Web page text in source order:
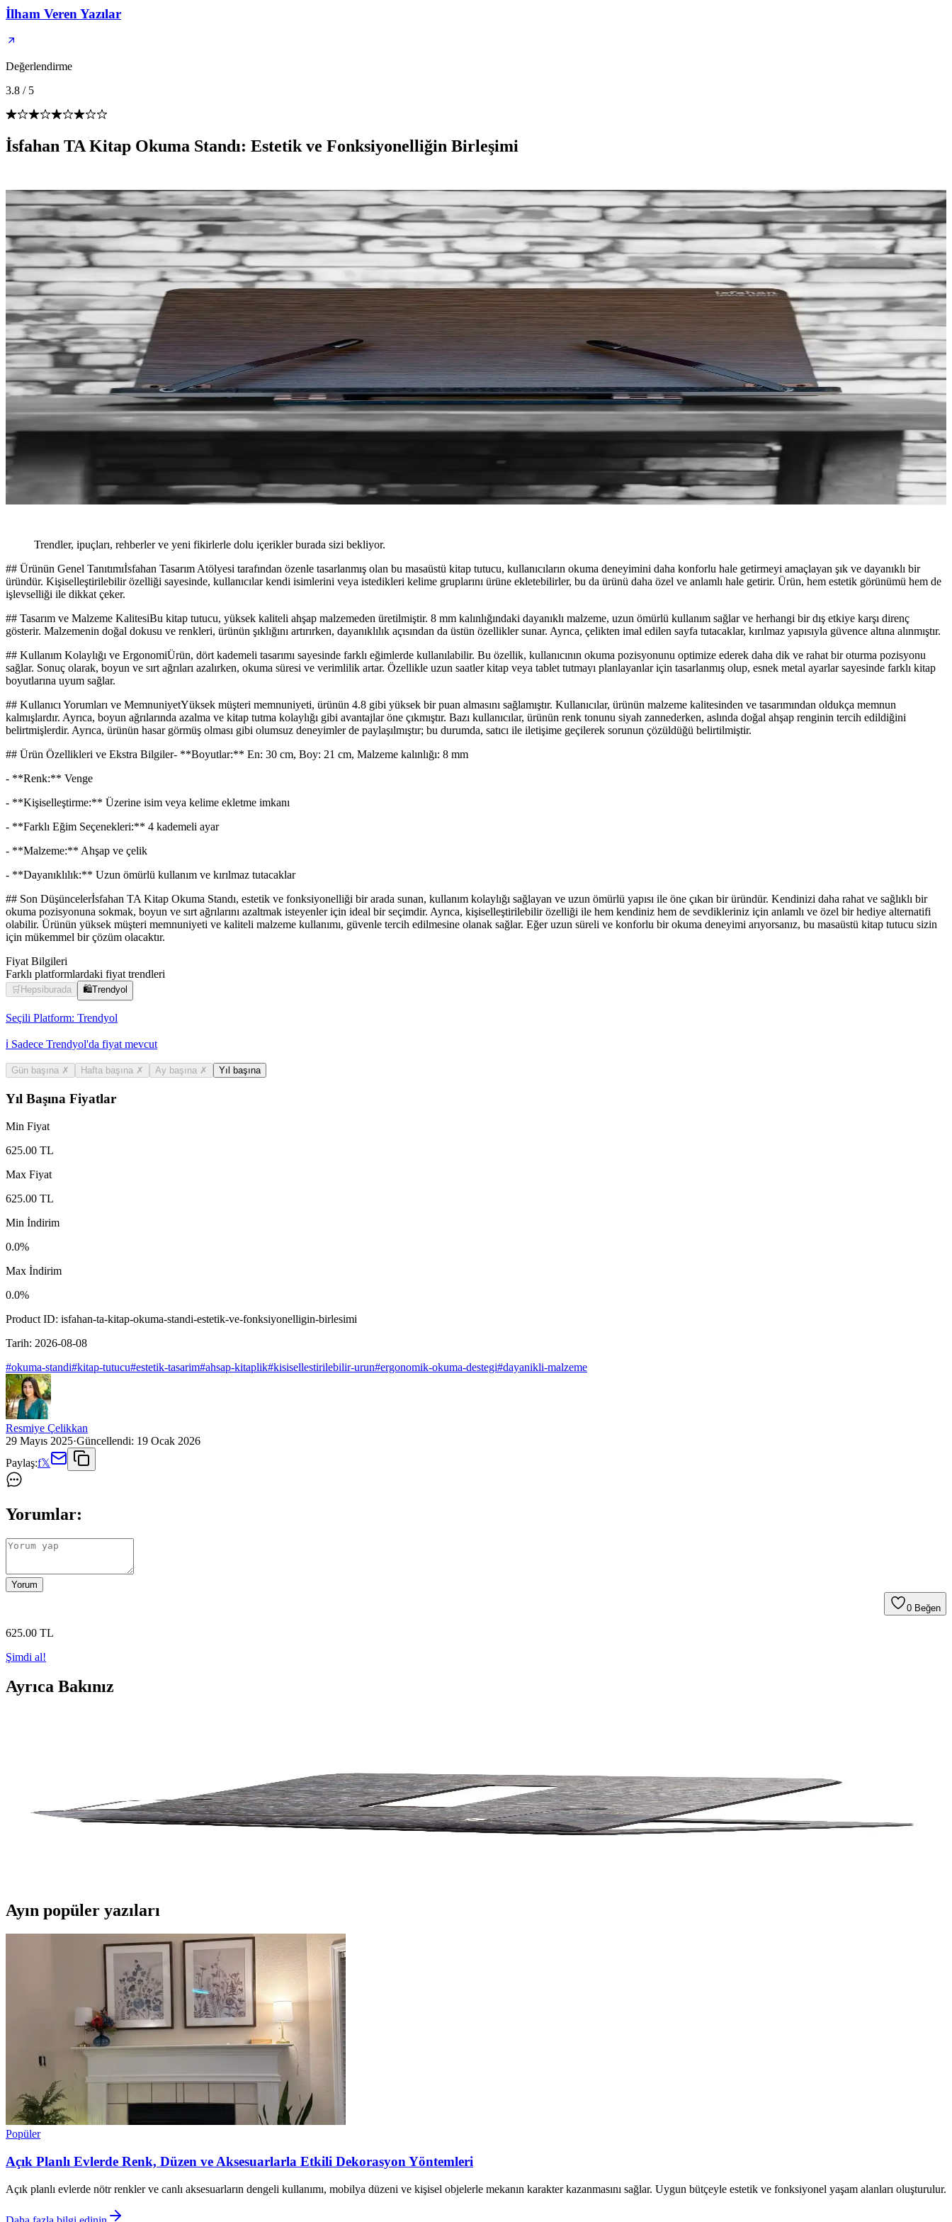
İlham Veren Yazılar
Değerlendirme
3.8 / 5
İsfahan TA Kitap Okuma Standı: Estetik ve Fonksiyonelliğin Birleşimi
Trendler, ipuçları, rehberler ve yeni fikirlerle dolu içerikler burada sizi bekliyor.
## Ürünün Genel Tanıtımıİsfahan Tasarım Atölyesi tarafından özenle tasarlanmış olan bu masaüstü kitap tutucu, kullanıcıların okuma deneyimini daha konforlu hale getirmeyi amaçlayan şık ve dayanıklı bir
üründür. Kişiselleştirilebilir özelliği sayesinde, kullanıcılar kendi isimlerini veya istedikleri kelime gruplarını ürüne ekletebilirler, bu da ürünü daha özel ve anlamlı hale getirir. Ürün, hem estetik görünümü hem de
işlevselliği ile dikkat çeker.
## Tasarım ve Malzeme KalitesiBu kitap tutucu, yüksek kaliteli ahşap malzemeden üretilmiştir. 8 mm kalınlığındaki dayanıklı malzeme, uzun ömürlü kullanım sağlar ve herhangi bir dış etkiye karşı direnç
gösterir. Malzemenin doğal dokusu ve renkleri, ürünün şıklığını artırırken, dayanıklılık açısından da üstün özellikler sunar. Ayrıca, çelikten imal edilen sayfa tutacaklar, kırılmaz yapısıyla güvence altına alınmıştır.
## Kullanım Kolaylığı ve ErgonomiÜrün, dört kademeli tasarımı sayesinde farklı eğimlerde kullanılabilir. Bu özellik, kullanıcının okuma pozisyonunu optimize ederek daha dik ve rahat bir oturma pozisyonu
sağlar. Sonuç olarak, boyun ve sırt ağrıları azalırken, okuma süresi ve verimlilik artar. Özellikle uzun saatler kitap veya tablet tutmayı planlayanlar için tasarlanmış olup, esnek metal ayarlar sayesinde farklı kitap
boyutlarına uyum sağlar.
## Kullanıcı Yorumları ve MemnuniyetYüksek müşteri memnuniyeti, ürünün 4.8 gibi yüksek bir puan almasını sağlamıştır. Kullanıcılar, ürünün malzeme kalitesinden ve tasarımından oldukça memnun
kalmışlardır. Ayrıca, boyun ağrılarında azalma ve kitap tutma kolaylığı gibi avantajlar öne çıkmıştır. Bazı kullanıcılar, ürünün renk tonunu siyah zannederken, aslında doğal ahşap renginin tercih edildiğini
belirtmişlerdir. Ayrıca, ürünün hasar görmüş olması gibi olumsuz deneyimler de paylaşılmıştır; bu durumda, satıcı ile iletişime geçilerek sorunun çözüldüğü belirtilmiştir.
## Ürün Özellikleri ve Ekstra Bilgiler- **Boyutlar:** En: 30 cm, Boy: 21 cm, Malzeme kalınlığı: 8 mm
- **Renk:** Venge
- **Kişiselleştirme:** Üzerine isim veya kelime ekletme imkanı
- **Farklı Eğim Seçenekleri:** 4 kademeli ayar
- **Malzeme:** Ahşap ve çelik
- **Dayanıklılık:** Uzun ömürlü kullanım ve kırılmaz tutacaklar
## Son Düşüncelerİsfahan TA Kitap Okuma Standı, estetik ve fonksiyonelliği bir arada sunan, kullanım kolaylığı sağlayan ve uzun ömürlü yapısı ile öne çıkan bir üründür. Kendinizi daha rahat ve sağlıklı bir
okuma pozisyonuna sokmak, boyun ve sırt ağrılarını azaltmak isteyenler için ideal bir seçimdir. Ayrıca, kişiselleştirilebilir özelliği ile hem kendiniz hem de sevdikleriniz için anlamlı ve özel bir hediye alternatifi
olabilir. Ürünün yüksek müşteri memnuniyeti ve kaliteli malzeme kullanımı, güvenle tercih edilmesine olanak sağlar. Eğer uzun süreli ve konforlu bir okuma deneyimi arıyorsanız, bu masaüstü kitap tutucu sizin
için mükemmel bir çözüm olacaktır.
Fiyat Bilgileri
Farklı platformlardaki fiyat trendleri
🛒 Hepsiburada 🛍️Trendyol
Seçili Platform: Trendyol
ℹ️ Sadece Trendyol'da fiyat mevcut
Gün başına ✗ Hafta başına ✗ Ay başına ✗ Yıl başına
Yıl Başına Fiyatlar
Min Fiyat
625.00 TL
Max Fiyat
625.00 TL
Min İndirim
0.0%
Max İndirim
0.0%
Product ID: isfahan-ta-kitap-okuma-standi-estetik-ve-fonksiyonelligin-birlesimi
Tarih: 2026-08-08
#okuma-standi#kitap-tutucu#estetik-tasarim#ahsap-kitaplik#kisisellestirilebilir-urun#ergonomik-okuma-destegi#dayanikli-malzeme
Resmiye Çelikkan
29 Mayıs 2025·Güncellendi: 19 Ocak 2026
Paylaş:f𝕏
Yorumlar:
Yorum
0 Beğen
625.00 TL
Şimdi al!
Ayrıca Bakınız
İsfahan TA Kitap Okuma Standı: Ergonomik ve Şık Tasarımıyla Uzun Ömürlü Kullanım
İsfahan TA Kitap Okuma Standı, ergonomik tasarımı, dayanıklı malzemeleri ve çok yönlü kullanımıyla okuma alışkanlıklarınızı konforlu hale getirir, şıklık ve fonksiyonelliği bir arada sunar.
Ayın popüler yazıları
Popüler
Açık Planlı Evlerde Renk, Düzen ve Aksesuarlarla Etkili Dekorasyon Yöntemleri
Açık planlı evlerde nötr renkler ve canlı aksesuarların dengeli kullanımı, mobilya düzeni ve kişisel objelerle mekanın karakter kazanmasını sağlar. Uygun bütçeyle estetik ve fonksiyonel yaşam alanları oluşturulur.